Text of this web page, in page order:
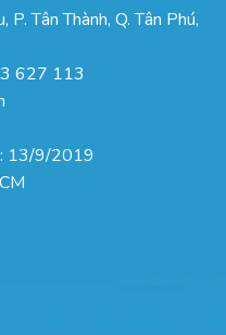
Tân Thành, Q. Tân Phú,
627 113
13/9/2019